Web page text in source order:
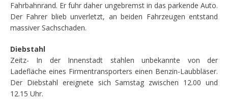
Fahrbahnrand. Er fuhr daher ungebremst in das parkende Auto.
Der Fahrer blieb unverletzt, an beiden Fahrzeugen entstand
massiver Sachschaden.
Diebstahl
Zeitz- In der Innenstadt stahlen unbekannte von der
Ladefläche eines Firmentransporters einen Benzin-Laubbläser.
Der Diebstahl ereignete sich Samstag zwischen 12.00 und
12.15 Uhr.